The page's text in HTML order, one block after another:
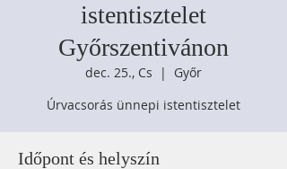
istentisztelet
Győrszentivánon
dec. 25., Cs
  |
Győr
Úrvacsorás ünnepi istentisztelet
Időpont és helyszín